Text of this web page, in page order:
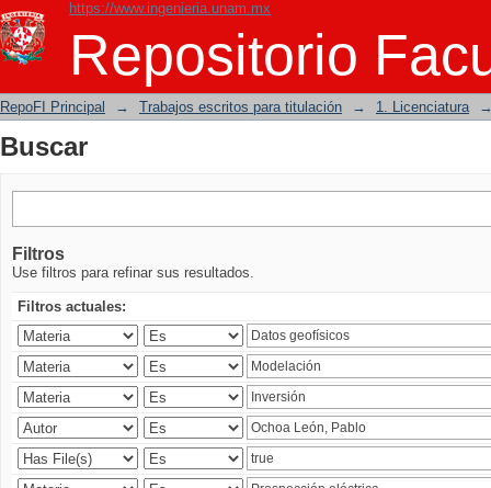
https://www.ingenieria.unam.mx
Repositorio
Buscar
RepoFI Principal → Trabajos escritos para titulación → 1. Licenciatura
Buscar
Filtros
Use filtros para refinar sus resultados.
Filtros actuales: